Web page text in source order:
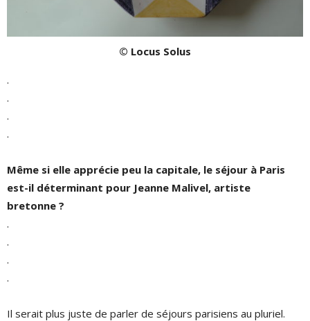
© Locus Solus
.
.
.
.
Même si elle apprécie peu la capitale, le séjour à Paris
est-il déterminant pour Jeanne Malivel, artiste
bretonne ?
.
.
.
.
Il serait plus juste de parler de séjours parisiens au pluriel.